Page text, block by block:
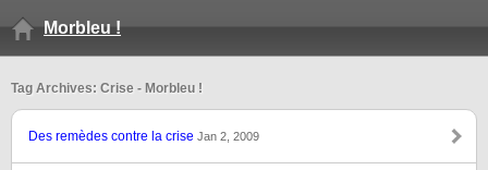
Morbleu !
Tag Archives: Crise - Morbleu !
Des remèdes contre la crise Jan 2, 2009